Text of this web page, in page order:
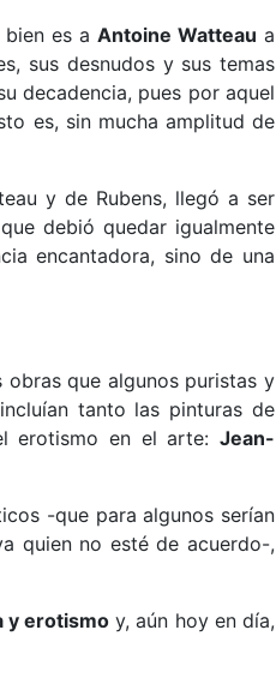
es a Antoine Watteau a
sus desnudos y sus temas
decadencia, pues por aquel
es, sin mucha amplitud de
y de Rubens, llegó a ser
debió quedar igualmente
encantadora, sino de una
que algunos puristas y
tanto las pinturas de
erotismo en el arte: Jean-
-que para algunos serían
quien no esté de acuerdo-,
y erotismo y, aún hoy en día,